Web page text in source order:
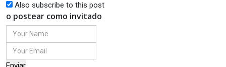
Also subscribe to this post
o postear como invitado